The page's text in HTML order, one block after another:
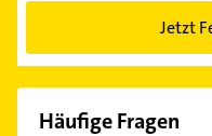
Jetzt
Häufige Fragen